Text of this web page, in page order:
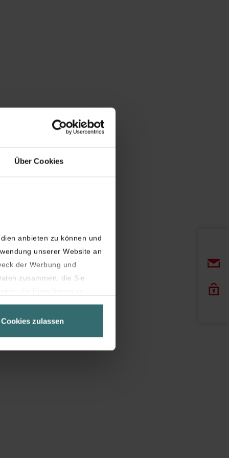
Über Cookies
anbieten zu können und
unserer Website an
der Werbung und
zusammen, die Sie
unbedingt notwendig
widerrufen.
Cookies zulassen